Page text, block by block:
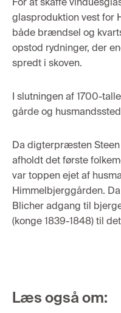
glasproduktion vest for
både brændsel og
opstod rydninger, der
spredt i skoven.
I slutningen af 1700-
gårde og
Da digterpræsten Steen
afholdt det første
var toppen ejet af
Himmelbjerggården.
Blicher adgang til
(konge 1839-1848) til
Læs også om: